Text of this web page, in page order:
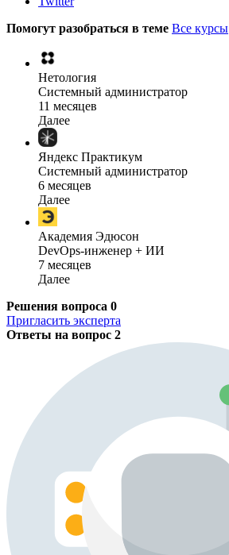
Помогут разобраться в теме Все курсы
Нетология
Системный администратор
11 месяцев
Далее
Яндекс Практикум
Системный администратор
6 месяцев
Далее
Академия Эдюсон
DevOps-инженер + ИИ
7 месяцев
Далее
Решения вопроса 0
Пригласить эксперта
Ответы на вопрос 2